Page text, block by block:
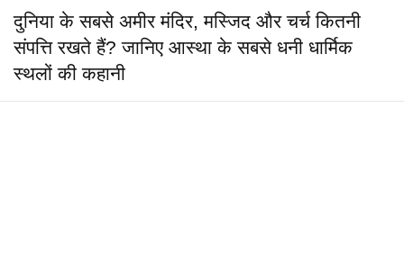
दुनिया के सबसे अमीर मंदिर, मस्जिद और चर्च कितनी
संपत्ति रखते हैं? जानिए आस्था के सबसे धनी धार्मिक
स्थलों की कहानी